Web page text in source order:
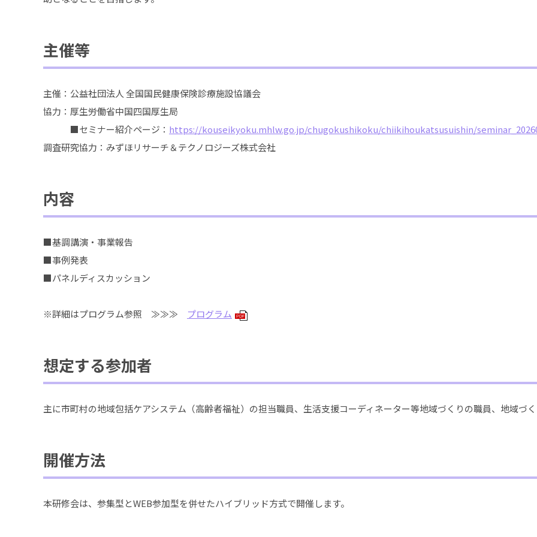
主催等
主催：公益社団法人 全国国民健康保険診療施設協議会
協力：厚生労働省中国四国厚生局
■セミナー紹介ページ： https://kouseikyoku.mhlw.go.jp/chugokushikoku/chiikihoukatsusuishin/
調査研究協力：みずほリサーチ＆テクノロジーズ株式会社
内容
■基調講演・事業報告
■事例発表
■パネルディスカッション
※詳細はプログラム参照 ≫≫≫ プログラム PDF
想定する参加者
主に市町村の地域包括ケアシステム（高齢者福祉）の担当職員、生活支援コーディネーター等地域づくりの職員、地域
開催方法
本研修会は、参集型とWEB参加型を併せたハイブリッド方式で開催します。